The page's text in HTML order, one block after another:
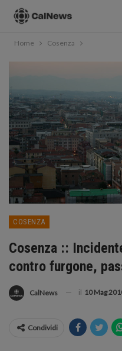
Home Cosenza
COSENZA
Cosenza ::
contro furgone,
CalNews il 10 Mag
Condividi